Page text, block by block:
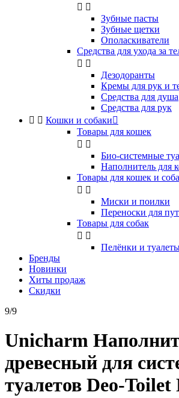
 
Зубные пасты
Зубные щетки
Ополаскиватели
Средства для ухода за
 
Дезодоранты
Кремы для рук и
Средства для душа
Средства для рук
  Кошки и собаки
Товары для кошек
 
Био-системные
Наполнитель для
Товары для кошек и
 
Миски и поилки
Переноски для
Товары для собак
 
Пелёнки и
Бренды
Новинки
Хиты продаж
Скидки
9/9
Unicharm
древесный для
туалетов Deo-